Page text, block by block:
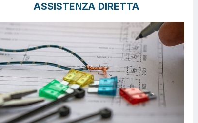
ASSISTENZA DIRETTA